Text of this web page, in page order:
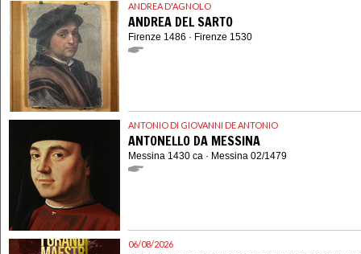
ANDREA D'AGNOLO
ANDREA DEL SARTO
Firenze 1486 · Firenze 1530
ANTONIO DI GIOVANNI DE ANTONIO
ANTONELLO DA MESSINA
Messina 1430 ca · Messina 02/1479
06/08/2026